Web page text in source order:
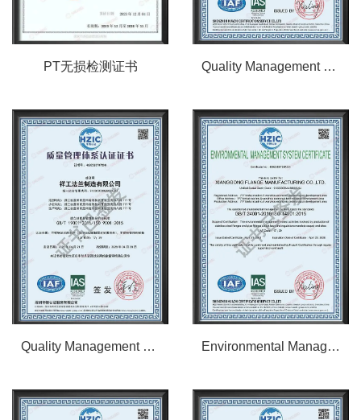
PT无损检测证书 Quality Management System Certification Certificate
Quality Management System Certification Certificate - Chinese Environmental Management System Certification Certificate